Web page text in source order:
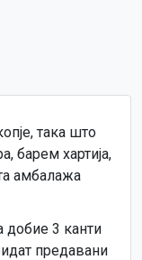
така што
барем хартија,
амбалажа
добие 3 канти
предавани